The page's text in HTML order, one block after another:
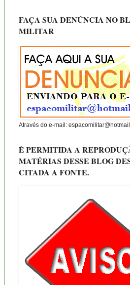
FAÇA SUA DENÚNCIA NO
MILITAR
Através do e-mail:
É PERMITIDA A
MATÉRIAS DESSE BLOG
CITADA A FONTE.